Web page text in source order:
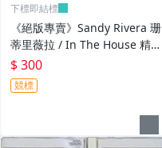
下標即結標
《絕版專賣》Sandy Rivera 珊
蒂里薇拉 / In The House 精選
輯 (2CD.美版)
$ 300
競標